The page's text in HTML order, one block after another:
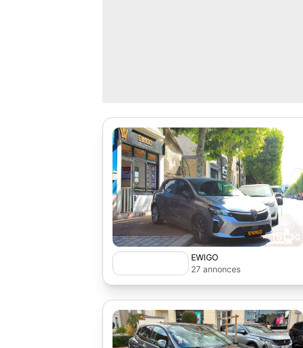
30
EWIGO
27 annonces